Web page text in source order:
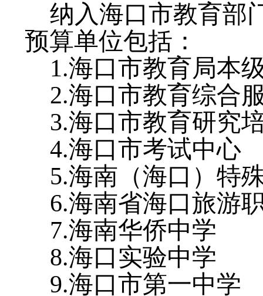
纳入海口市教育部
预算单位包括：
1.海口市教育局本
2.海口市教育综合
3.海口市教育研究
4.海口市考试中心
5.海南（海口）特
6.海南省海口旅游
7.海南华侨中学
8.海口实验中学
9.海口市第一中学